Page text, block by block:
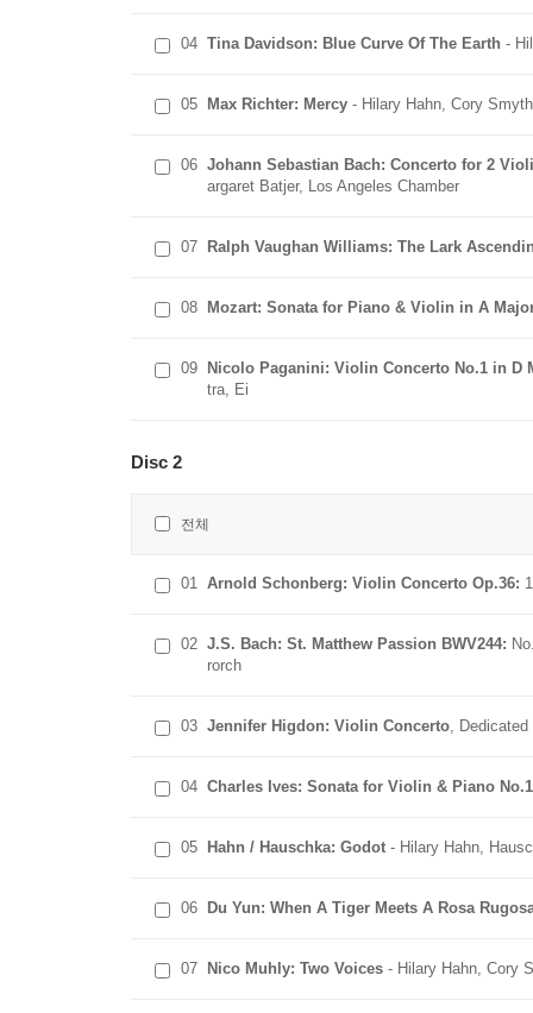
04 Tina Davidson: Blue Curve Of The Earth -
05 Max Richter: Mercy - Hilary Hahn, Cory
06 Johann Sebastian Bach: Concerto for 2
argaret Batjer, Los Angeles Chamber
07 Ralph Vaughan Williams: The Lark
08 Mozart: Sonata for Piano & Violin in A
09
Nicolo Paganini: Violin Concerto No.1 in D
tra, Ei
Disc 2
전체
01 Arnold Schonberg: Violin Concerto Op.36:
02 J.S. Bach: St. Matthew Passion BWV244:
rorch
03 Jennifer Higdon: Violin Concerto,
04 Charles Ives: Sonata for Violin & Piano
05 Hahn / Hauschka: Godot - Hilary Hahn,
06 Du Yun: When A Tiger Meets A Rosa
07 Nico Muhly: Two Voices - Hilary Hahn, Cory